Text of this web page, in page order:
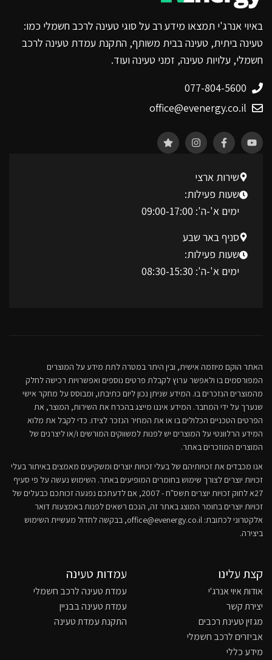
באיוי אנרג'י תמצאו מידע רב על סוגי טעינה לרכב חשמלי כמו:
טעינה ביתית, טעינה בבית משותף, התקנת עמדת טעינה לרכב
חשמלי, עלויות טעינה, זמני טעינה ועוד.
077-804-5600
office@evenergy.co.il
שירות ארצי
שעות פעילות:
ימים א'-ה': 09:00-17:00
סניף באר שבע
שעות פעילות:
ימים א'-ה': 08:30-15:30
האתר הוקם מיוזמה אישית, ובין היתר במטרה לתת מידע על המוצרים
המפורסמים בו ולאפשר ערוץ לקבלת פרטים נוספים ואפשרויות רכישה לחלק
מהמוצרים הנזכרים בו. המידע שניתן נכון ליום כתיבתו, ומבוסס על מחקר אישי
שנערך על ידי המחבר. המידע איננו מייצג בהכרח את השירות, המוצר, את
הפרטים הטכניים הכלולים בו או את המחיר הנזכר לצידו. כדי לקבל את מלוא
המידע הרלוונטי על המוצרים יש לפנות למשווקים המורשים ו/או ליצרנים של
המוצרים המוזכרים באתר.
אנו מכבדים את זכויותיהם של בעלי זכויות יוצרים ומשקיעים מאמצים באיתור בעלי
זכויות יוצרים לצורך שימוש בחומרים המופיעים באתר. השימוש נעשה על פי סעיף
27א לחוק זכויות יוצרים תשס"ח - 2007, אם לדעתכם נפגעה זכותכם כבעלים של
זכויות יוצרים בחומר המוצג באתר זה, הנכם רשאים לפנות באמצעות דואר
אלקטרוני לכתובת: office@evenergy.co.il, בבקשה לחדול מעשיית השימוש
ביצירה.
קצת עלינו
אודות איוי אנרג'י
יצירת קשר
מגזין טעינת רכבים
אביזרים לרכב חשמלי
מידע כללי
עמדות טעינה
עמדת טעינה לרכב חשמלי
עמדת טעינה בבניין
התקנת עמדת טעינה